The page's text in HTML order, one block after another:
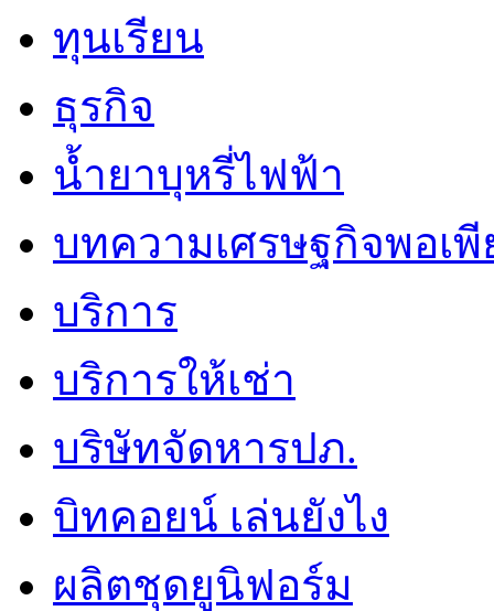
ทุนเรียน
ธุรกิจ
น้ำยาบุหรี่ไฟฟ้า
บทความเศรษฐกิจพอเพี
บริการ
บริการให้เช่า
บริษัทจัดหารปภ.
บิทคอยน์ เล่นยังไง
ผลิตชุดยูนิฟอร์ม